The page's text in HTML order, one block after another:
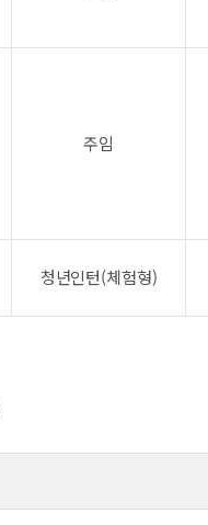
주임
청년인턴(체험형)